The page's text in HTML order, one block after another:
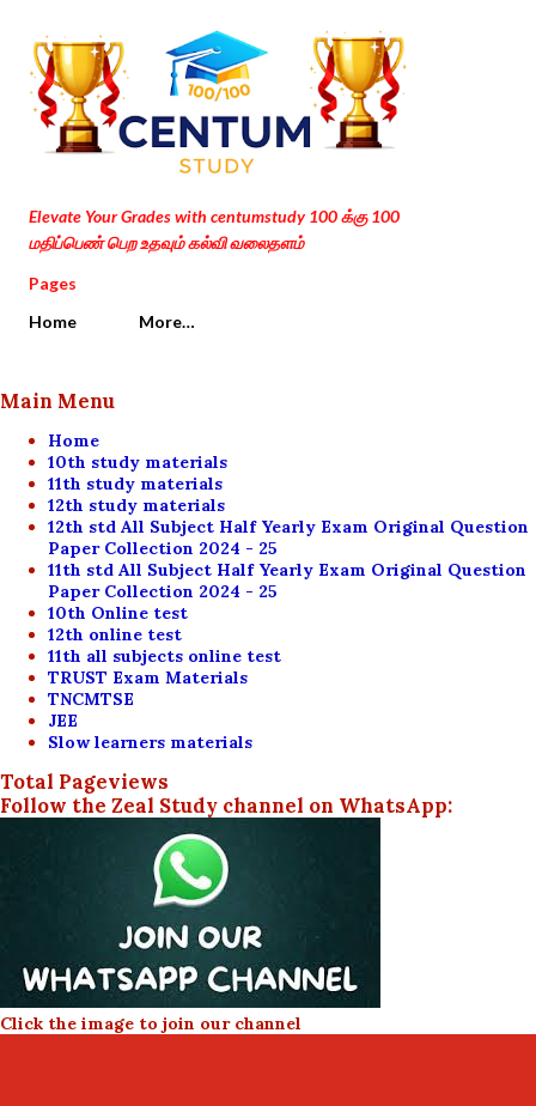
Skip to main content
Elevate Your Grades with centumstudy 100 க்கு 100
மதிப்பெண் பெற உதவும் கல்வி வலைதளம்
Pages
Home
More…
Main Menu
Home
10th study materials
11th study materials
12th study materials
12th std All Subject Half Yearly Exam Original Question
Paper Collection 2024 - 25
11th std All Subject Half Yearly Exam Original Question
Paper Collection 2024 - 25
10th Online test
12th online test
11th all subjects online test
TRUST Exam Materials
TNCMTSE
JEE
Slow learners materials
Total Pageviews
Follow the Zeal Study channel on WhatsApp:
Click the image to join our channel